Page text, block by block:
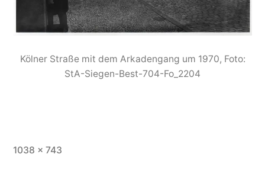
Kölner Straße mit dem Arkadengang um 1970, Foto:
StA-Siegen-Best-704-Fo_2204
1038 × 743